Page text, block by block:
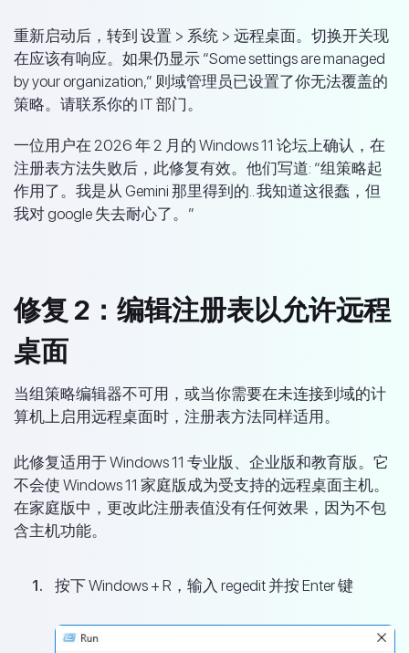
重新启动后，转到 设置 > 系统 > 远程桌面。切换开关现
在应该有响应。如果仍显示 “Some settings are managed
by your organization,” 则域管理员已设置了你无法覆盖的
策略。请联系你的 IT 部门。
一位用户在 2026 年 2 月的 Windows 11 论坛上确认，在
注册表方法失败后，此修复有效。他们写道: “组策略起
作用了。我是从 Gemini 那里得到的.. 我知道这很蠢，但
我对 google 失去耐心了。”
修复 2：编辑注册表以允许远程
桌面
当组策略编辑器不可用，或当你需要在未连接到域的计
算机上启用远程桌面时，注册表方法同样适用。
此修复适用于 Windows 11 专业版、企业版和教育版。它
不会使 Windows 11 家庭版成为受支持的远程桌面主机。
在家庭版中，更改此注册表值没有任何效果，因为不包
含主机功能。
按下 Windows + R，输入 regedit 并按 Enter 键